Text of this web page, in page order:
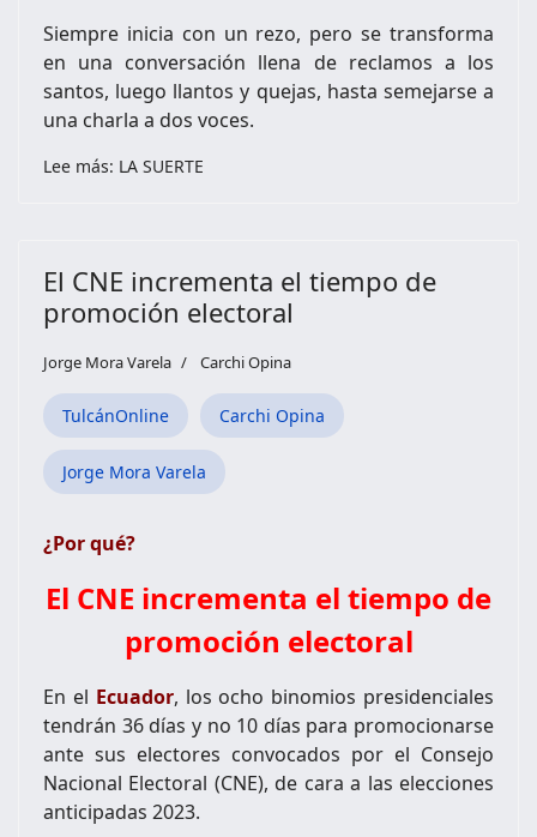
Siempre inicia con un rezo, pero se transforma
en una conversación llena de reclamos a los
santos, luego llantos y quejas, hasta semejarse a
una charla a dos voces.
Lee más: LA SUERTE
El CNE incrementa el tiempo de
promoción electoral
Jorge Mora Varela Carchi Opina
TulcánOnline Carchi Opina
Jorge Mora Varela
¿Por qué?
El CNE incrementa el tiempo de
promoción electoral
En el Ecuador, los ocho binomios presidenciales
tendrán 36 días y no 10 días para promocionarse
ante sus electores convocados por el Consejo
Nacional Electoral (CNE), de cara a las elecciones
anticipadas 2023.